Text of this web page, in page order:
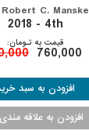
C. Manske
2018 - 4th
قیمت به تـومان:
760,000